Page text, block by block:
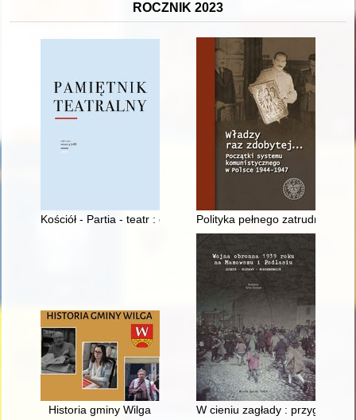
ROCZNIK 2023
Kościół - Partia - teatr : cenzura rozproszona w PRL
Polityka pełnego zatrudnienia
Historia gminy Wilga W cieniu zagłady :